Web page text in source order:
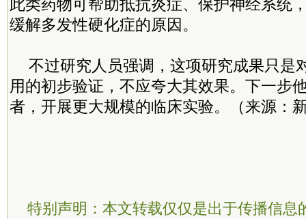
此类药物可帮助抵抗炎症、保护神经系统
缓解多发性硬化症的原因。
不过研究人员强调，这项研究成果只是
用的初步验证，不应夸大其效果。下一步
者，开展更大规模的临床实验。（来源：
特别声明：本文转载仅仅是出于传播信息